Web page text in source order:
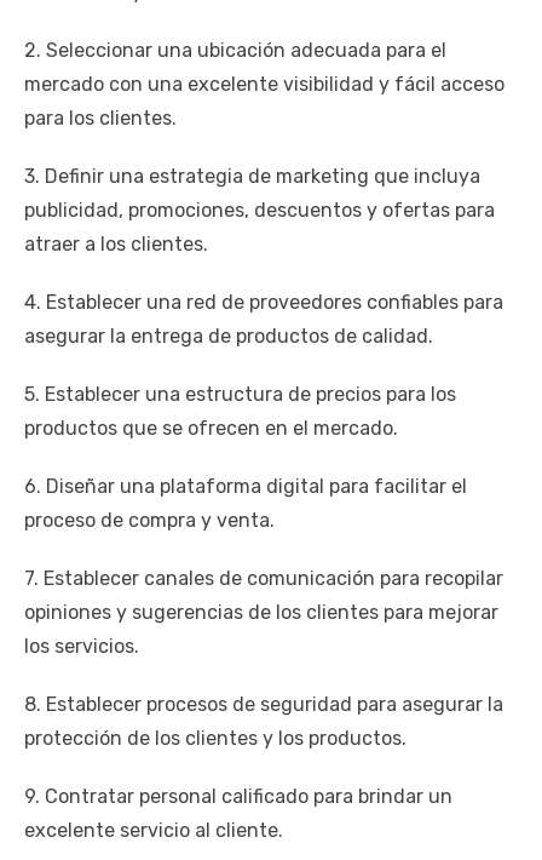
2. Seleccionar una ubicación adecuada para el
mercado con una excelente visibilidad y fácil acceso
para los clientes.
3. Definir una estrategia de marketing que incluya
publicidad, promociones, descuentos y ofertas para
atraer a los clientes.
4. Establecer una red de proveedores confiables para
asegurar la entrega de productos de calidad.
5. Establecer una estructura de precios para los
productos que se ofrecen en el mercado.
6. Diseñar una plataforma digital para facilitar el
proceso de compra y venta.
7. Establecer canales de comunicación para recopilar
opiniones y sugerencias de los clientes para mejorar
los servicios.
8. Establecer procesos de seguridad para asegurar la
protección de los clientes y los productos.
9. Contratar personal calificado para brindar un
excelente servicio al cliente.